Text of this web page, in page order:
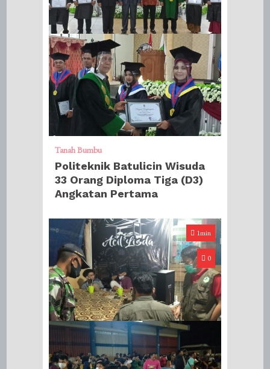
Tanah Bumbu
Politeknik Batulicin Wisuda
33 Orang Diploma Tiga (D3)
Angkatan Pertama
1min
0